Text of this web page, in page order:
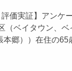
価実証】アンケ
（ベイタウン、
本郷））在住の